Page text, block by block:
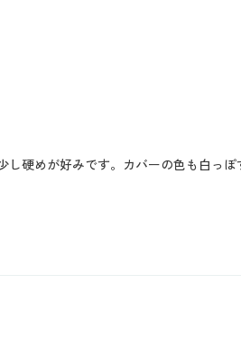
硬めが好みです。カバーの色も白っ